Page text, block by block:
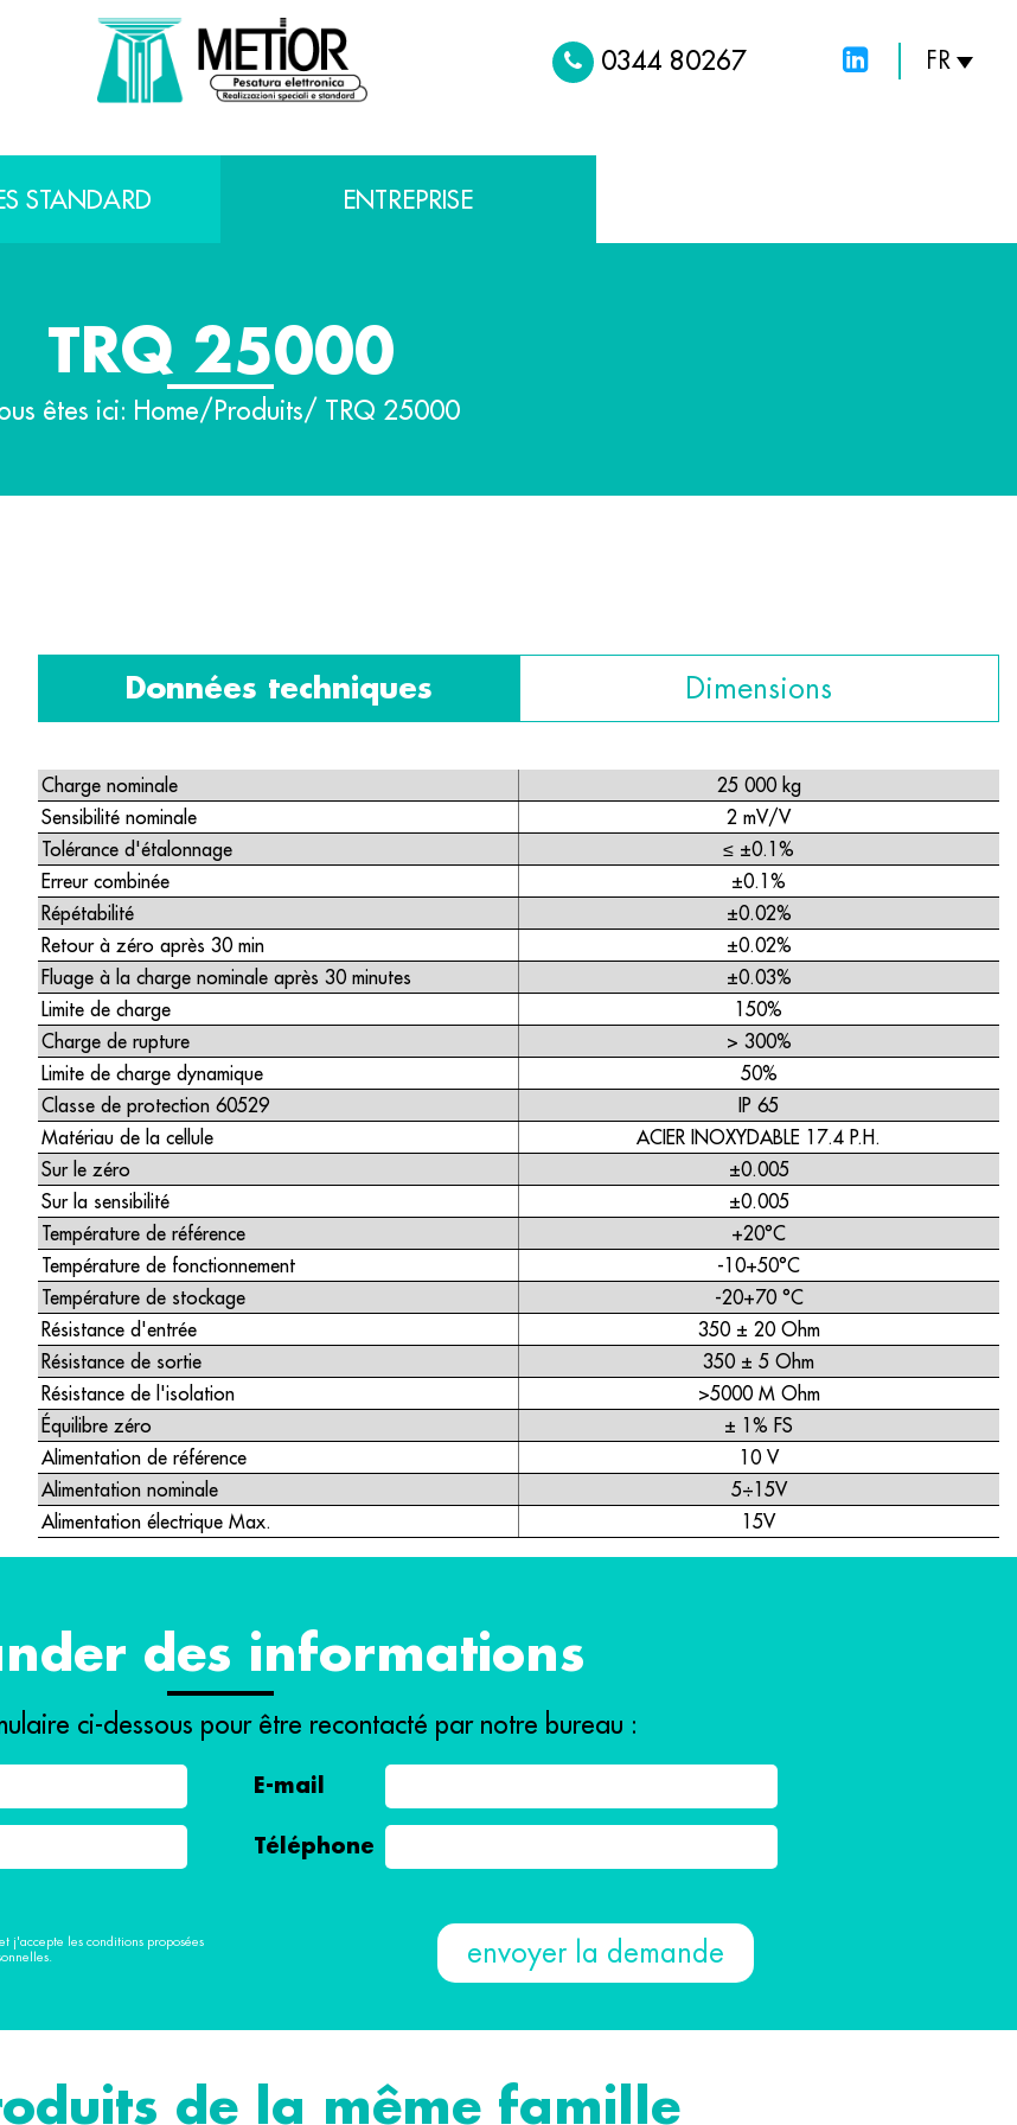
0344 80267 FR
STANDARD ENTREPRISE
TRQ 25000
êtes ici: Home/ Produits/ TRQ 25000
Données techniques Dimensions
Charge nominale
25 000 kg
Sensibilité nominale
2 mV/V
Tolérance d'étalonnage
≤ ±0.1%
Erreur combinée
±0.1%
Répétabilité
±0.02%
Retour à zéro après 30 min
±0.02%
Fluage à la charge nominale après 30 minutes
±0.03%
Limite de charge
150%
Charge de rupture
> 300%
Limite de charge dynamique
50%
Classe de protection 60529
IP 65
Matériau de la cellule
ACIER INOXYDABLE 17.4 P.H.
Sur le zéro
±0.005
Sur la sensibilité
±0.005
Température de référence
+20°C
Température de fonctionnement
-10+50°C
Température de stockage
-20+70 °C
Résistance d'entrée
350 ± 20 Ohm
Résistance de sortie
350 ± 5 Ohm
Résistance de l'isolation
>5000 M Ohm
Équilibre zéro
± 1% FS
Alimentation de référence
10 V
Alimentation nominale
5÷15V
Alimentation électrique Max.
15V
des informations
ci-dessous pour être recontacté par notre bureau :
E-mail
Téléphone
j'accepte les conditions proposées
de la même famille